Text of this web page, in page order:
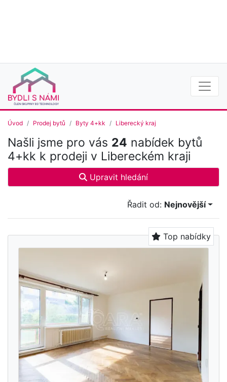
Úvod Prodej bytů Byty 4+kk Liberecký kraj
Našli jsme pro vás 24 nabídek bytů
4+kk k prodeji v Libereckém kraji
Upravit hledání
Řadit od: Nejnovější
Top nabídky